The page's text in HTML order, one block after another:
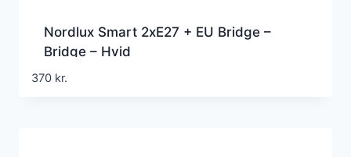
Nordlux Smart 2xE27 + EU Bridge –
Bridge – Hvid
370 kr.